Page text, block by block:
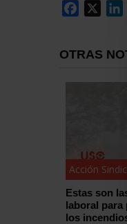
Facebook
OTRAS
Acción
Estas son
laboral para
los